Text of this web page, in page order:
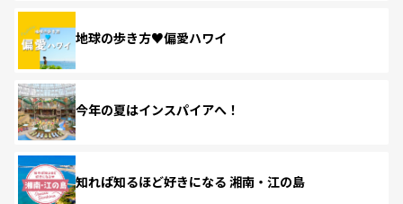
地球の歩き方♥偏愛ハワイ
今年の夏はインスパイアへ！
知れば知るほど好きになる 湘南・江の島